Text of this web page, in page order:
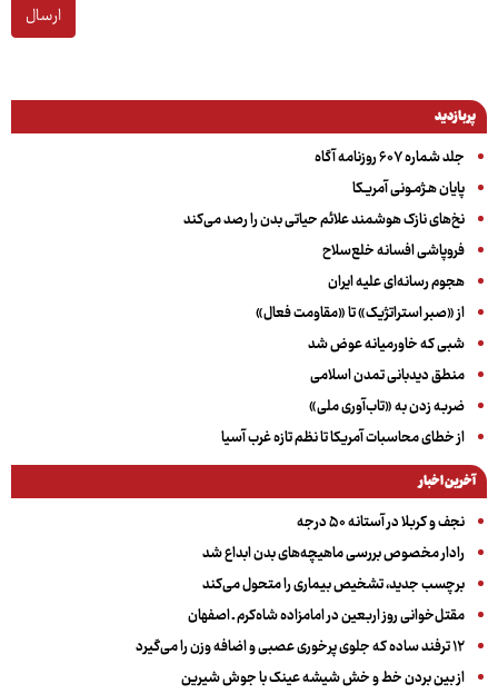
ارسال
پربازدید
جلد شماره ۶۰۷ روزنامه آگاه
پایان هـژمـونی آمریـکا
نخ‌های نازک هوشمند علائم حیاتی بدن را رصد می‌کند
فروپاشی افسانه خلع‌سلاح
هجوم رسانه‌ای علیه ایران
از «صبر استراتژیک» تا «مقاومت فعال»
شبی که خاورمیانه عوض شد
منطق دیدبانی تمدن اسلامی
ضربه زدن به «تاب‌آوری ملی»
از خطای محاسبات آمریکا تا نظم تازه غرب آسیا
آخرین اخبار
نجف و کربلا در آستانه ۵۰ درجه
رادار مخصوص بررسی ماهیچه‌های بدن ابداع شد
برچسب جدید، تشخیص بیماری را متحول می‌کند
مقتل‌خوانی روز اربعین در امامزاده شاه‌کرم ـ اصفهان
۱۲ ترفند ساده که جلوی پرخوری عصبی و اضافه ‌وزن را می‌گیرد
از بین بردن خط و خش شیشه عینک با جوش شیرین